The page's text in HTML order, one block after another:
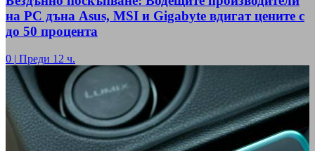
на РС дъна Asus, MSI и Gigabyte вдигат цените с
до 50 процента
0 | Преди 12 ч.